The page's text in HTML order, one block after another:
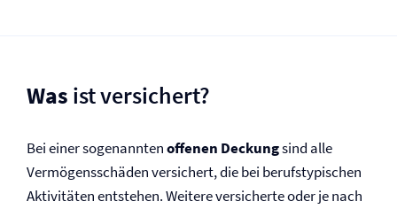
Was ist versichert?
Bei einer sogenanntenoffenen Deckungsind alle
Vermögensschäden versichert, die bei berufstypischen
Aktivitäten entstehen. Weitere versicherte oder je nach